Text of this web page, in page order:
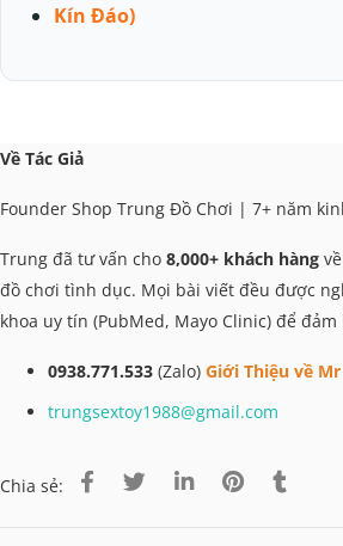
Kín Đáo)
Về Tác Giả
Founder Shop Trung Đồ Chơi | 7+ năm
Trung đã tư vấn cho 8,000+ khách hàng
đồ chơi tình dục. Mọi bài viết đều được
khoa uy tín (PubMed, Mayo Clinic) để
0938.771.533 (Zalo) Giới Thiệu về
trungsextoy1988@gmail.com
Chia sẻ: